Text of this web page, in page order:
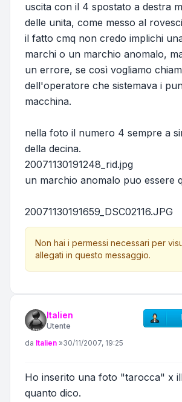
uscita con il 4 spostato a destra
delle unita, come messo al
il fatto cmq non credo implichi
marchi o un marchio anomalo,
un errore, se così vogliamo
dell'operatore che sistemava i
macchina.
nella foto il numero 4 sempre a
della decina.
20071130191248_rid.jpg
un marchio anomalo puo essere
20071130191659_DSC02116.JPG
Non hai i permessi necessari per
allegati in questo messaggio.
Italien
Utente
Messaggio
da Italien »30/11/2007, 19:25
Ho inserito una foto "tarocca" x
quanto dico.